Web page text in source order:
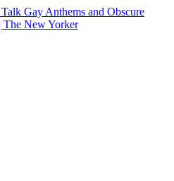
Gay Anthems and Obscure
New Yorker